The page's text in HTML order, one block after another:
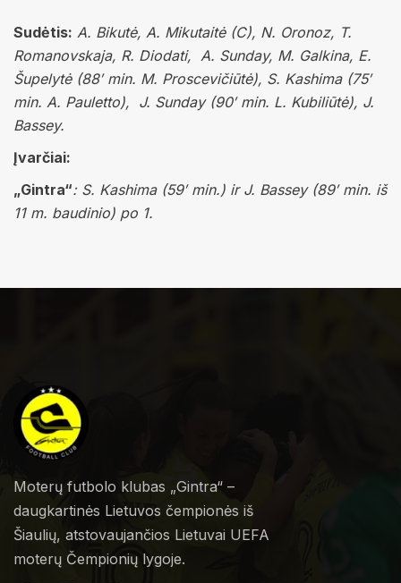
Sudėtis: A. Bikutė, A. Mikutaitė (C), N. Oronoz, T.
Romanovskaja, R. Diodati, A. Sunday, M. Galkina, E.
Šupelytė (88′ min. M. Proscevičiūtė), S. Kashima (75′
min. A. Pauletto), J. Sunday (90′ min. L. Kubiliūtė), J.
Bassey.
Įvarčiai:
„Gintra“: S. Kashima (59′ min.) ir J. Bassey (89′ min. iš
11 m. baudinio) po 1.
Moterų futbolo klubas „Gintra“ –
daugkartinės Lietuvos čempionės iš
Šiaulių, atstovaujančios Lietuvai UEFA
moterų Čempionių lygoje.